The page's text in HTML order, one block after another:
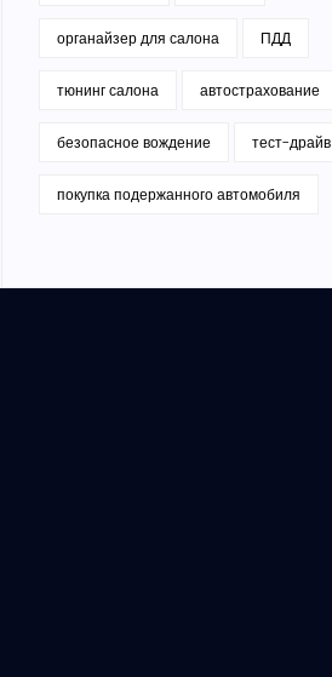
органайзер для салона ПДД
тюнинг салона автострахование
безопасное вождение тест-драйв
покупка подержанного автомобиля